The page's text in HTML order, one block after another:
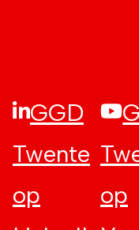
GGD
Twente
op
op